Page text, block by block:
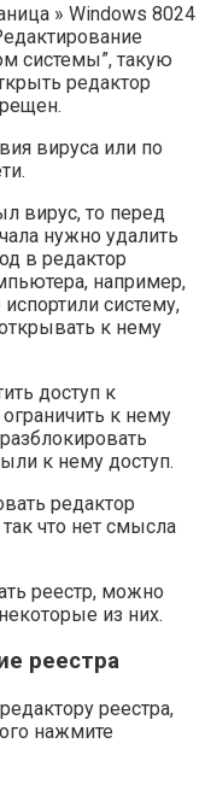
» Windows 8024
системы”, такую
редактор
вируса или по
вирус, то перед
нужно удалить
в редактор
например,
систему,
к нему
доступ к
к нему
к нему доступ.
редактор
что нет смысла
реестр, можно
из них.
реестра
реестра,
нажмите